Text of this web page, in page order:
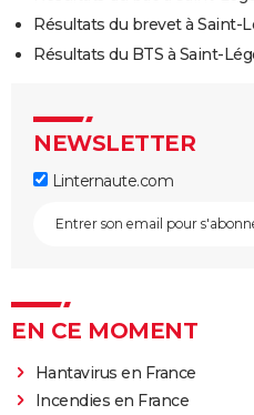
Résultats du brevet à Saint-
Résultats du BTS à Saint-
NEWSLETTER
Linternaute.com
EN CE MOMENT
Hantavirus en France
Incendies en France